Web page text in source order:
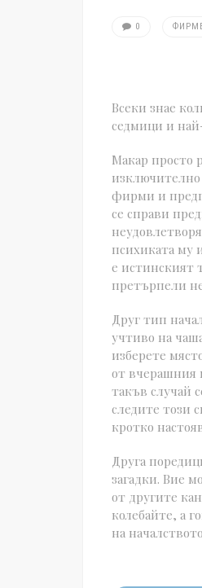
0
Всеки знае
седмици и
Макар просто
фирми и
се справи
психиката му
е истинският
претърпели
Друг тип
учтиво на
изберете
от вчерашния
такъв случай
следите този
кротко
Друга
загадки. Вие
от другите
колебайте, а
на